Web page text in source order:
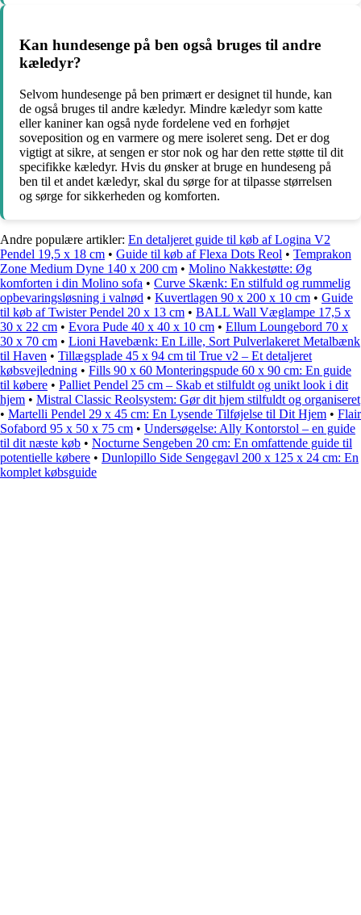
Kan hundesenge på ben også bruges til andre
kæledyr?
Selvom hundesenge på ben primært er designet til hunde, kan
de også bruges til andre kæledyr. Mindre kæledyr som katte
eller kaniner kan også nyde fordelene ved en forhøjet
soveposition og en varmere og mere isoleret seng. Det er dog
vigtigt at sikre, at sengen er stor nok og har den rette støtte til dit
specifikke kæledyr. Hvis du ønsker at bruge en hundeseng på
ben til et andet kæledyr, skal du sørge for at tilpasse størrelsen
og sørge for sikkerheden og komforten.
Andre populære artikler: En detaljeret guide til køb af Logina V2
Pendel 19,5 x 18 cm • Guide til køb af Flexa Dots Reol • Temprakon
Zone Medium Dyne 140 x 200 cm • Molino Nakkestøtte: Øg
komforten i din Molino sofa • Curve Skænk: En stilfuld og rummelig
opbevaringsløsning i valnød • Kuvertlagen 90 x 200 x 10 cm • Guide
til køb af Twister Pendel 20 x 13 cm • BALL Wall Væglampe 17,5 x
30 x 22 cm • Evora Pude 40 x 40 x 10 cm • Ellum Loungebord 70 x
30 x 70 cm • Lioni Havebænk: En Lille, Sort Pulverlakeret Metalbænk
til Haven • Tillægsplade 45 x 94 cm til True v2 – Et detaljeret
købsvejledning • Fills 90 x 60 Monteringspude 60 x 90 cm: En guide
til købere • Palliet Pendel 25 cm – Skab et stilfuldt og unikt look i dit
hjem • Mistral Classic Reolsystem: Gør dit hjem stilfuldt og organiseret
• Martelli Pendel 29 x 45 cm: En Lysende Tilføjelse til Dit Hjem • Flair
Sofabord 95 x 50 x 75 cm • Undersøgelse: Ally Kontorstol – en guide
til dit næste køb • Nocturne Sengeben 20 cm: En omfattende guide til
potentielle købere • Dunlopillo Side Sengegavl 200 x 125 x 24 cm: En
komplet købsguide